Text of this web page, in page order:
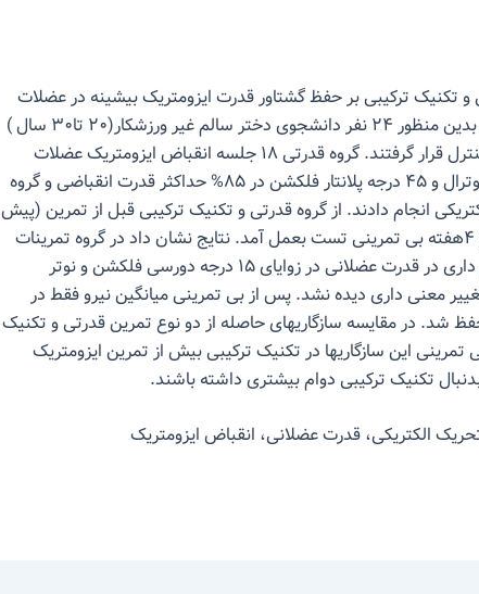
۶ هفته تمرین قدرتی و تکنیک ترکیبی بر حفظ گشتاور قدرت ایزومتریک بیشینه در عضلات
پلانتار فلکسور پس از ۴ هفته بی تمرینی می باشد. بدین منظور ۲۴ نفر دانشجوی دختر سالم غیر ورزشکار(۲۰ تا۳۰ سال )
بطور تصادفی در ۳ گروه قدرتی و تکنیک ترکیبی و کنترل قرار گرفتند. گروه قدرتی ۱۸ جلسه انقباض ایزومتریک عضلات
پلانتار فلکسور در زوایای ۱۵ درجه دورسی فلکشن، نوترال و ۴۵ درجه پلانتار فلکشن در ۸۵% حداکثر قدرت انقباضی و گروه
انجام دادند. از گروه قدرتی و تکنیک ترکیبی قبل از تمرین (پیش
آزمون)، بعد از ۶ هفته تمرین (پس آزمون) و پس از ۴هفته بی تمرینی تست بعمل آمد. نتایج نشان داد در گروه تمرینات
قدرتی و تکنیک ترکیبی پس از تمرین افزایش معنی داری در قدرت عضلانی در زوایای ۱۵ درجه دورسی فلکشن و نوتر
پلانتار فلکشن تغییر معنی داری دیده نشد. پس از بی تمرینی میانگین نیرو فقط در
حفظ شد. در مقایسه سازگاریهای حاصله از دو نوع تمرین قدرتی و تکنیک
پیشنهاد میکند که پس از ۴هفته بی تمرینی این سازگاریها در تکنیک ترکیبی بیش از تمرین ایزومتریک
تکنیک ترکیبی دوام بیشتری داشته باشند.
الکتریکی، قدرت عضلانی، انقباض ایزومتریک